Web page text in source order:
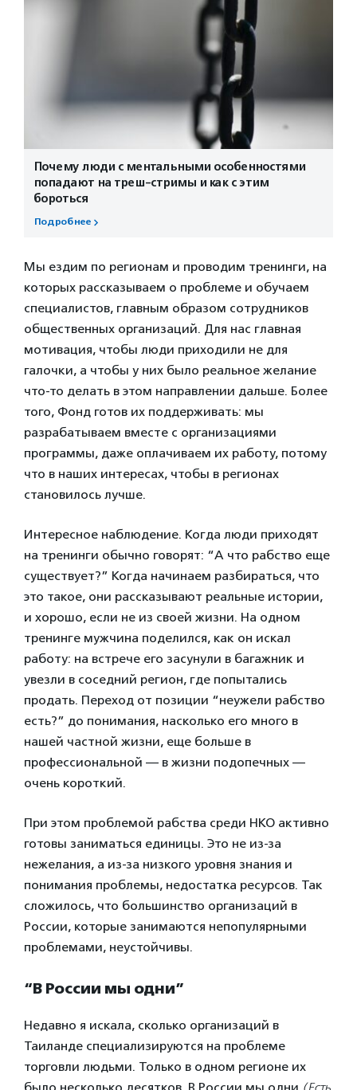
Почему люди с ментальными особенностями
попадают на треш-стримы и как с этим
бороться
Подробнее
Мы ездим по регионам и проводим тренинги, на
которых рассказываем о проблеме и обучаем
специалистов, главным образом сотрудников
общественных организаций. Для нас главная
мотивация, чтобы люди приходили не для
галочки, а чтобы у них было реальное желание
что-то делать в этом направлении дальше. Более
того, Фонд готов их поддерживать: мы
разрабатываем вместе с организациями
программы, даже оплачиваем их работу, потому
что в наших интересах, чтобы в регионах
становилось лучше.
Интересное наблюдение. Когда люди приходят
на тренинги обычно говорят: “А что рабство еще
существует?” Когда начинаем разбираться, что
это такое, они рассказывают реальные истории,
и хорошо, если не из своей жизни. На одном
тренинге мужчина поделился, как он искал
работу: на встрече его засунули в багажник и
увезли в соседний регион, где попытались
продать. Переход от позиции “неужели рабство
есть?” до понимания, насколько его много в
нашей частной жизни, еще больше в
профессиональной — в жизни подопечных —
очень короткий.
При этом проблемой рабства среди НКО активно
готовы заниматься единицы. Это не из-за
нежелания, а из-за низкого уровня знания и
понимания проблемы, недостатка ресурсов. Так
сложилось, что большинство организаций в
России, которые занимаются непопулярными
проблемами, неустойчивы.
“В России мы одни”
Недавно я искала, сколько организаций в
Таиланде специализируются на проблеме
торговли людьми. Только в одном регионе их